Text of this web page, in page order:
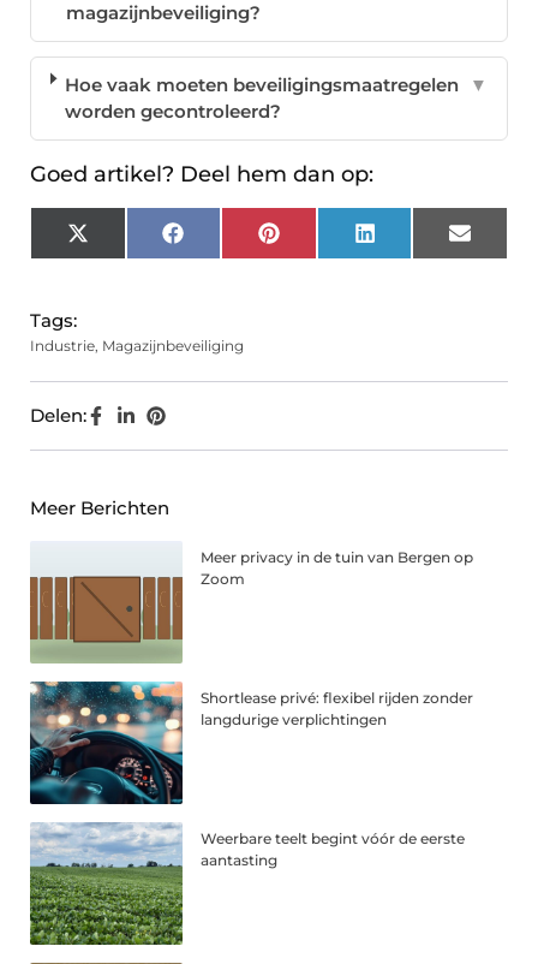
magazijnbeveiliging?
Hoe vaak moeten beveiligingsmaatregelen
worden gecontroleerd?
▼
Goed artikel? Deel hem dan op:
X
(Twitter)
FacebookPinterest LinkedIn Email
Tags:
Industrie, Magazijnbeveiliging
Delen:
Meer Berichten
Meer privacy in de tuin van Bergen op
Zoom
Shortlease privé: flexibel rijden zonder
langdurige verplichtingen
Weerbare teelt begint vóór de eerste
aantasting